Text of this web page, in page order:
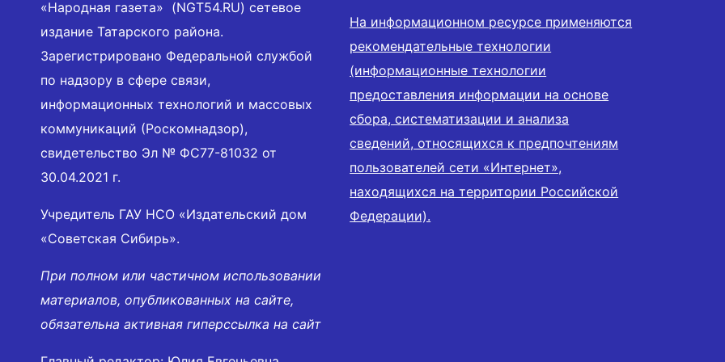
«Народная газета» (NGT54.RU) сетевое
издание Татарского района.
Зарегистрировано Федеральной службой
по надзору в сфере связи,
информационных технологий и массовых
коммуникаций (Роскомнадзор),
свидетельство Эл № ФС77-81032 от
30.04.2021 г.
Учредитель ГАУ НСО «Издательский дом
«Советская Сибирь».
При полном или частичном использовании
материалов, опубликованных на сайте,
обязательна активная гиперссылка на сайт
На информационном ресурсе применяются
рекомендательные технологии
(информационные технологии
предоставления информации на основе
сбора, систематизации и анализа
сведений, относящихся к предпочтениям
пользователей сети «Интернет»,
находящихся на территории Российской
Федерации).